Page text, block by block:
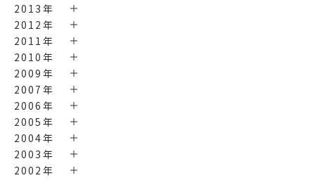
2013年
2012年
2011年
2010年
2009年
2007年
2006年
2005年
2004年
2003年
2002年